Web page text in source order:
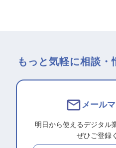
もっと気軽に相談
メール
明日から使えるデジタル
ぜひご登録